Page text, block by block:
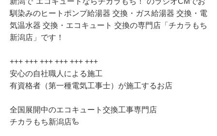
馴染みのヒートポンプ給湯器 交換・ガス給湯器 交換・電
気温水器 交換・エコキュート 交換の専門店「チカラもち
新潟店」です！
+++ +++ +++ +++ +++ +++
安心の自社職人による施工
有資格者（第一種電気工事士）が施工するお店
全国展開中のエコキュート交換工事専門店
チカラもち新潟店🦾